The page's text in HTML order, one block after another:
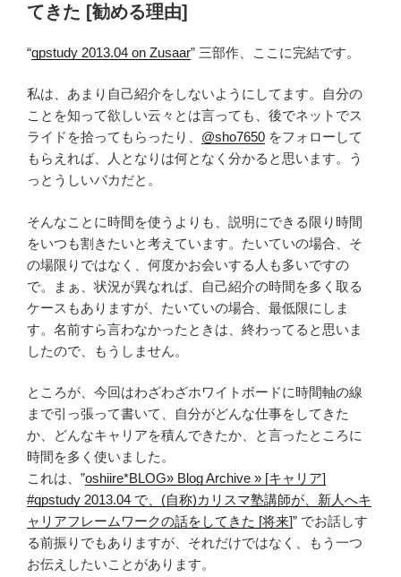
ん
本
と
め]”
の
てきた [勧める理由]
“qpstudy 2013.04 on Zusaar” 三部作、ここに完結です。
私は、あまり自己紹介をしないようにしてます。自分の
ことを知って欲しい云々とは言っても、後でネットでス
ライドを拾ってもらったり、 @sho7650 をフォローして
もらえれば、人となりは何となく分かると思います。う
っとうしいバカだと。
そんなことに時間を使うよりも、説明にできる限り時間
をいつも割きたいと考えています。たいていの場合、そ
の場限りではなく、何度かお会いする人も多いですの
で。まぁ、状況が異なれば、自己紹介の時間を多く取る
ケースもありますが、たいていの場合、最低限にしま
す。名前すら言わなかったときは、終わってると思いま
したので、もうしません。
ところが、今回はわざわざホワイトボードに時間軸の線
まで引っ張って書いて、自分がどんな仕事をしてきた
か、どんなキャリアを積んできたか、と言ったところに
時間を多く使いました。
これは、”oshiire*BLOG» Blog Archive » [キャリア]
#qpstudy 2013.04 で、(自称)カリスマ塾講師が、新人へキ
ャリアフレームワークの話をしてきた [将来]” でお話しす
る前振りでもありますが、それだけではなく、もう一つ
お伝えしたいことがあります。